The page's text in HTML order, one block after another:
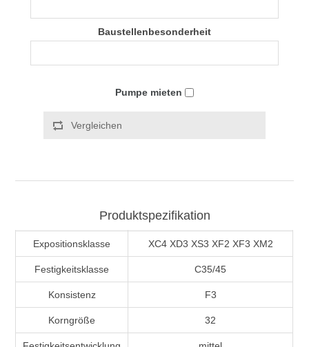
Baustellenbesonderheit
Pumpe mieten
Vergleichen
Produktspezifikation
Expositionsklasse XC4 XD3 XS3 XF2 XF3 XM2
Festigkeitsklasse C35/45
Konsistenz F3
Korngröße 32